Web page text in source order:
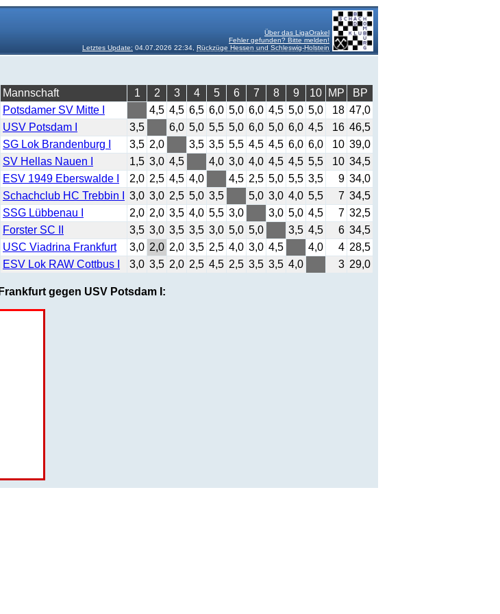
Über das LigaOrakel
Fehler gefunden? Bitte melden!
Letztes Update: 04.07.2026 22:34, Rückzüge Hessen und Schleswig-Holstein
Mannschaft 1 2 3 4 5 6 7 8 9 10 MP
BP
Potsdamer SV Mitte I 4,5 4,5 6,5 6,0 5,0 6,0 4,5 5,0 5,0 18 47,0
USV Potsdam I 3,5 6,0 5,0 5,5 5,0 6,0 5,0 6,0 4,5 16 46,5
SG Lok Brandenburg I 3,5 2,0 3,5 3,5 5,5 4,5 4,5 6,0 6,0 10 39,0
SV Hellas Nauen I 1,5 3,0 4,5 4,0 3,0 4,0 4,5 4,5 5,5 10 34,5
ESV 1949 Eberswalde I 2,0 2,5 4,5 4,0 4,5 2,5 5,0 5,5 3,5 9 34,0
Schachclub HC Trebbin I 3,0 3,0 2,5 5,0 3,5 5,0 3,0 4,0 5,5 7 34,5
SSG Lübbenau I 2,0 2,0 3,5 4,0 5,5 3,0 3,0 5,0 4,5 7 32,5
Forster SC II 3,5 3,0 3,5 3,5 3,0 5,0 5,0 3,5 4,5 6 34,5
USC Viadrina Frankfurt 3,0 2,0 2,0 3,5 2,5 4,0 3,0 4,5 4,0 4 28,5
ESV Lok RAW Cottbus I 3,0 3,5 2,0 2,5 4,5 2,5 3,5 3,5 4,0 3 29,0
gegen USV Potsdam I: